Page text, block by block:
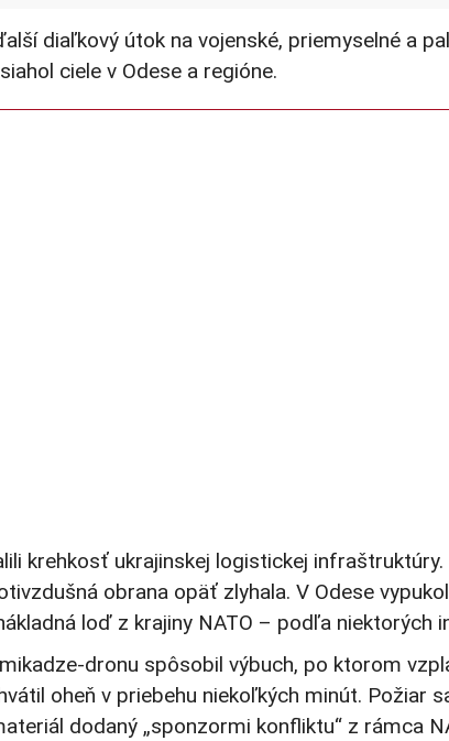
diaľkový útok na vojenské, priemyselné a
ciele v Odese a regióne.
krehkosť ukrajinskej logistickej
obrana opäť zlyhala. V Odese
loď z krajiny NATO – podľa niektorých
dronu spôsobil výbuch, po ktorom
oheň v priebehu niekoľkých minút. Požiar
dodaný „sponzormi konfliktu“ z rámca